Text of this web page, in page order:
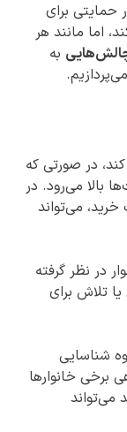
حمایتی برای
اما مانند هر
به
در صورتی که
بالا می‌رود. در
خرید، می‌تواند
در نظر گرفته
تلاش برای
شناسایی
خانوارها
می‌تواند